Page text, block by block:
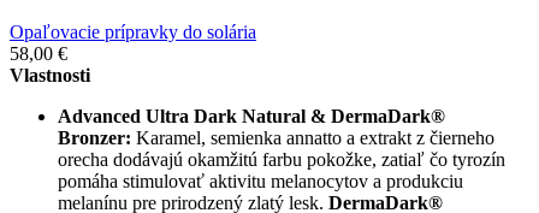
Opaľovacie prípravky do solária
58,00 €
Vlastnosti
Advanced Ultra Dark Natural & DermaDark®
Bronzer: Karamel, semienka annatto a extrakt z čierneho
orecha dodávajú okamžitú farbu pokožke, zatiaľ čo tyrozín
pomáha stimulovať aktivitu melanocytov a produkciu
melanínu pre prirodzený zlatý lesk. DermaDark®